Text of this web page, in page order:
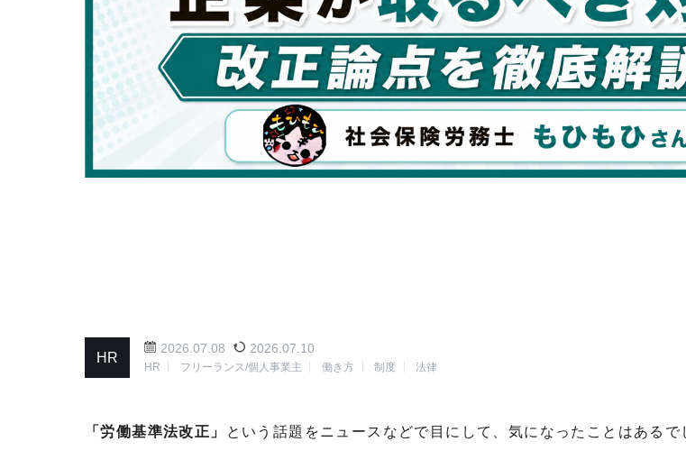
HR
2026.07.08 2026.07.10
HR フリーランス/個人事業主 働き方 制度 法律
「労働基準法改正」 という話題をニュースなどで目にして、気になったことはあるで